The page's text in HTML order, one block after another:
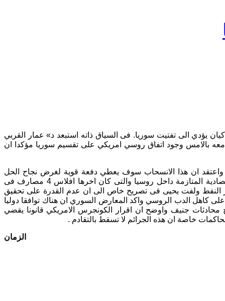
يؤدي الى تفتيت سوريا. فى السياق ذاته استبعد د» عمار القربي
بالامس وجود اتفاق روسي امريكي على تقسيم سوريا مؤكدا ان
ان هذا الانسحاب سوف يعطي دفعة قوية لغرض نجاح الحل
السياسي وتقدم المفاوضات الجارية الان. واكد فراس حاج يحيى مسئول لجنة حقوق الانسان بالائتلاف السوري المعارض ان الاوضاع الاقتصادية المتازمة داخل روسيا والتى كان اخرها افلاس 4 مصارف فى
النفط ولفت يحيى فى تصريح خاص الى ان عدم القدرة على تحقيق
فى سوريا وهى 5 شهور زاد من الاعباء المالية والعسكرية على كاهل الدب الروسي واكد المعارض السوري ان هناك توافقا دوليا
محادثات جنيف واوضح ان اقرار الكونجرس الامريكي قانونا يقضي
خاصة ان هذه الجرائم لا تسقط بالتقادم .
الزمان